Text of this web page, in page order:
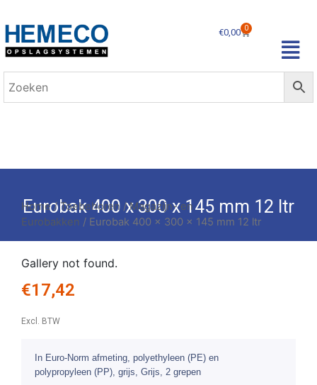
€0,00 0
Eurobak 400 x 300 x 145 mm 12 ltr
Home/Toebehoren /Magazijn- en
Eurobakken / Eurobak 400 x 300 x 145 mm 12 ltr
Gallery not found.
€17,42
Excl. BTW
In Euro-Norm afmeting, polyethyleen (PE) en
polypropyleen (PP), grijs, Grijs, 2 grepen